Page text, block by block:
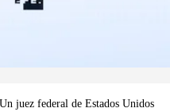
juez federal de Estados Unidos